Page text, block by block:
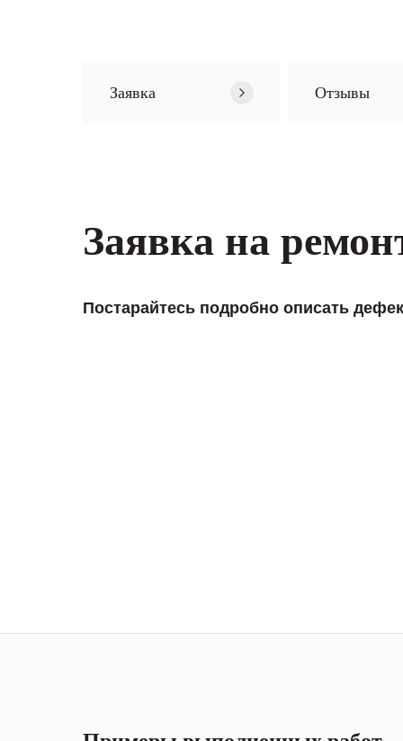
Заявка Отзывы
Заявка на
Постарайтесь подробно описать